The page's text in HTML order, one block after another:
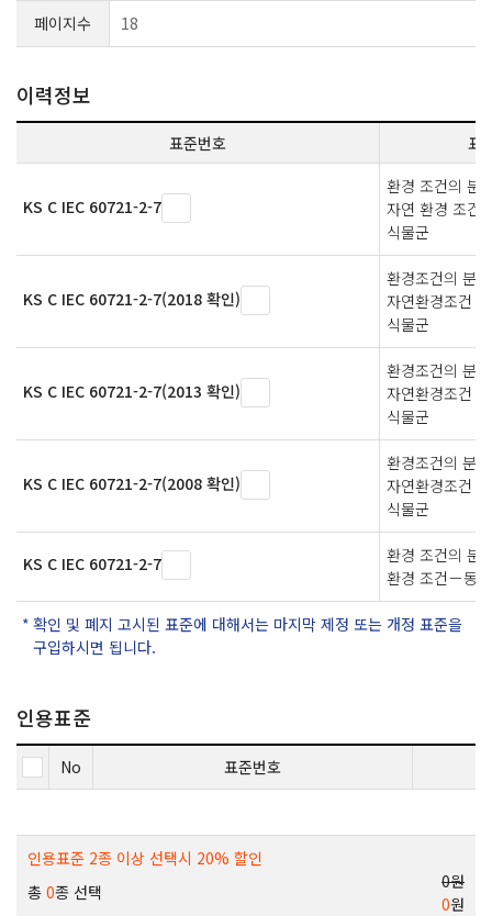
페이지수 18
이력정보
표준번호 표
KS C IEC 60721-2-7
환경 조건의 분
자연 환경 조건
식물군
KS C IEC 60721-2-7(2018 확인)
환경조건의 분
자연환경조건 -
식물군
KS C IEC 60721-2-7(2013 확인)
환경조건의 분
자연환경조건 -
식물군
KS C IEC 60721-2-7(2008 확인)
환경조건의 분
자연환경조건 -
식물군
KS C IEC 60721-2-7
환경 조건의 분
환경 조건－동
확인 및 폐지 고시된 표준에 대해서는 마지막 제정 또는 개정 표준을
구입하시면 됩니다.
인용표준
No 표준번호
인용표준 2종 이상 선택시 20% 할인
총 0종 선택
0원
0원